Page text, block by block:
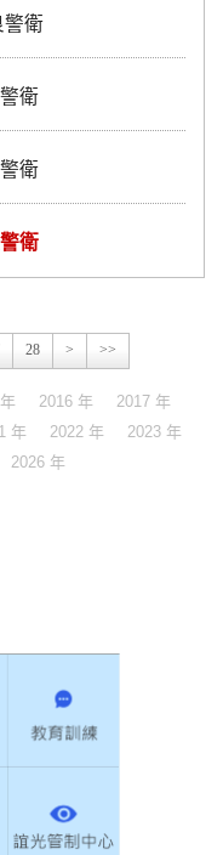
警衛
衛
衛
衛
28 > >>
2016 年
2017 年
年 2022 年
2023 年
2026 年